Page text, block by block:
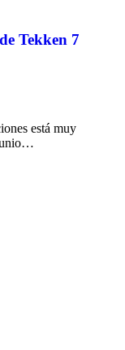
Tekken 7
está muy